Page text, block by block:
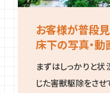
お客様が普段
床下の写真・動
まずはしっかりと
じた害獣駆除をさせ